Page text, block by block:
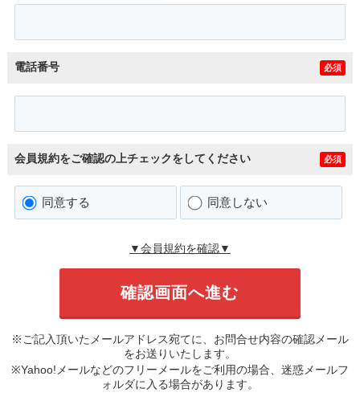
電話番号 必須
会員規約をご確認の上チェックをしてください 必須
同意する 同意しない
▼会員規約を確認▼
※ご記入頂いたメールアドレス宛てに、お問合せ内容の確認メール
をお送りいたします。
※Yahoo!メールなどのフリーメールをご利用の場合、迷惑メールフ
ォルダに入る場合があります。